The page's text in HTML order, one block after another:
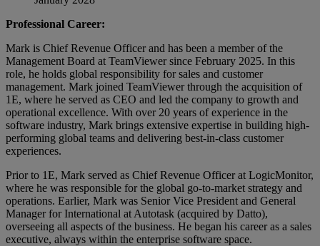
Professional Career:
Mark is Chief Revenue Officer and has been a member of the
Management Board at TeamViewer since February 2025. In this
role, he holds global responsibility for sales and customer
management. Mark joined TeamViewer through the acquisition of
1E, where he served as CEO and led the company to growth and
operational excellence. With over 20 years of experience in the
software industry, Mark brings extensive expertise in building high-
performing global teams and delivering best-in-class customer
experiences.
Prior to 1E, Mark served as Chief Revenue Officer at LogicMonitor,
where he was responsible for the global go-to-market strategy and
operations. Earlier, Mark was Senior Vice President and General
Manager for International at Autotask (acquired by Datto),
overseeing all aspects of the business. He began his career as a sales
executive, always within the enterprise software space.